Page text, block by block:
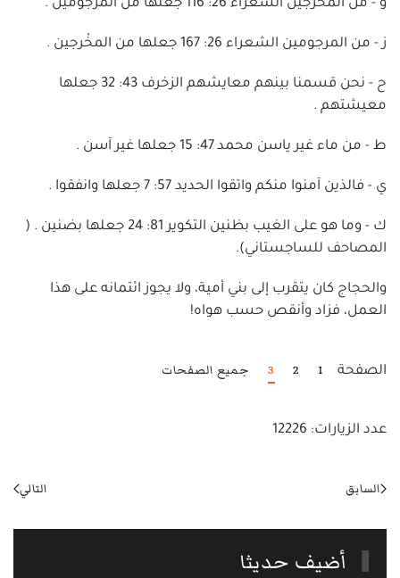
و - من المخرجين الشعراء 26: 116 جعلها من المرجومين .
ز - من المرجومين الشعراء 26: 167 جعلها من المخْرجين .
ح - نحن قسمنا بينهم معايشهم الزخرف 43: 32 جعلها
معيشتهم .
ط - من ماء غير ياسن محمد 47: 15 جعلها غير آسن .
ي - فالذين آمنوا منكم واتقوا الحديد 57: 7 جعلها وانفقوا .
ك - وما هو على الغيب بظنين التكوير 81: 24 جعلها بضنين . (
المصاحف للساجستاني).
والحجاج كان يتقرب إلى بني أمية، ولا يجوز ائتمانه على هذا
العمل، فزاد وأنقص حسب هواه!
الصفحة 1
2
3 جميع الصفحات
عدد الزيارات: 12226
السابق التالي
أضيف حديثا